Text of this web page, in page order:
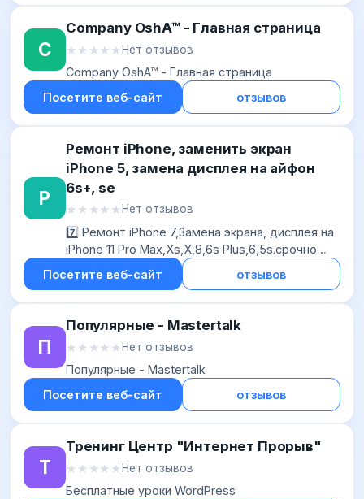
C
Company OshA™ - Главная страница
★★★★★
★★★★★ Нет отзывов
Company OshA™ - Главная страница
Посетите веб-сайт
отзывов
Р
Ремонт iPhone, заменить экран
iPhone 5, замена дисплея на айфон
6s+, se
★★★★★
★★★★★ Нет отзывов
7️⃣ Ремонт iPhone 7,Замена экрана, дисплея на
iPhone 11 Pro Max,Xs,X,8,6s Plus,6,5s.срочно
заменить стекло, экран
Айфон,айпад,Киев,батарея, iPad Pro оригинал
Посетите веб-сайт отзывов
П
Популярные - Mastertalk
★★★★★
★★★★★ Нет отзывов
Популярные - Mastertalk
Посетите веб-сайт
отзывов
Т
Тренинг Центр "Интернет Прорыв"
★★★★★
★★★★★Нет отзывов
Бесплатные уроки WordPress